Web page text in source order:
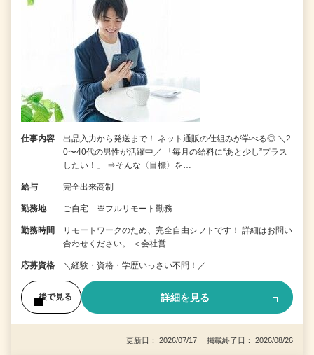
仕事内容
出品入力から発送まで！ ネット通販の仕組みが学べる◎ ＼2
0〜40代の男性が活躍中／ 「毎月の給料に“あと少し”プラス
したい！」 ⇒そんな〈目標〉を…
給与 完全出来高制
勤務地 ご自宅 ※フルリモート勤務
勤務時間
リモートワークのため、完全自由シフトです！ 詳細はお問い
合わせください。 ＜会社営…
応募資格 ＼経験・資格・学歴いっさい不問！／
後で見る 詳細を見る
更新日： 2026/07/17 掲載終了日： 2026/08/26